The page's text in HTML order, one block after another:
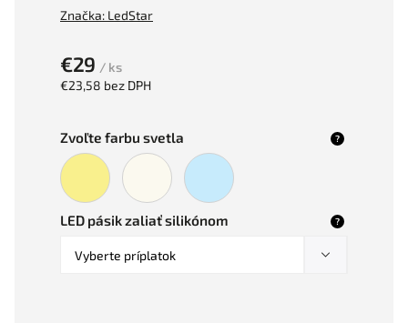
Značka: LedStar
€29 / ks
€23,58 bez DPH
Zvoľte farbu svetla ?
LED pásik zaliať silikónom ?